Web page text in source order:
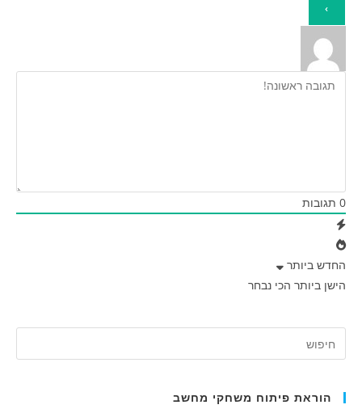
0 תגובות
החדש ביותר
הישן ביותר הכי נבחר
הוראת פיתוח משחקי מחשב